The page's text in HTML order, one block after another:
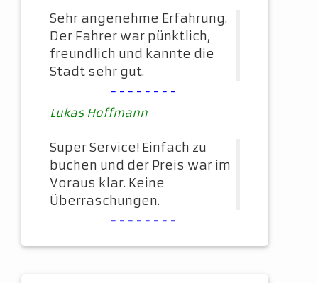
Sehr angenehme Erfahrung.
Der Fahrer war pünktlich,
freundlich und kannte die
Stadt sehr gut.
--------
Lukas Hoffmann
Super Service! Einfach zu
buchen und der Preis war im
Voraus klar. Keine
Überraschungen.
--------